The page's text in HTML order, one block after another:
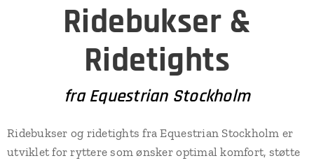
Ridebukser &
Ridetights
fra Equestrian Stockholm
Ridebukser og ridetights fra Equestrian Stockholm er
utviklet for ryttere som ønsker optimal komfort, støtte